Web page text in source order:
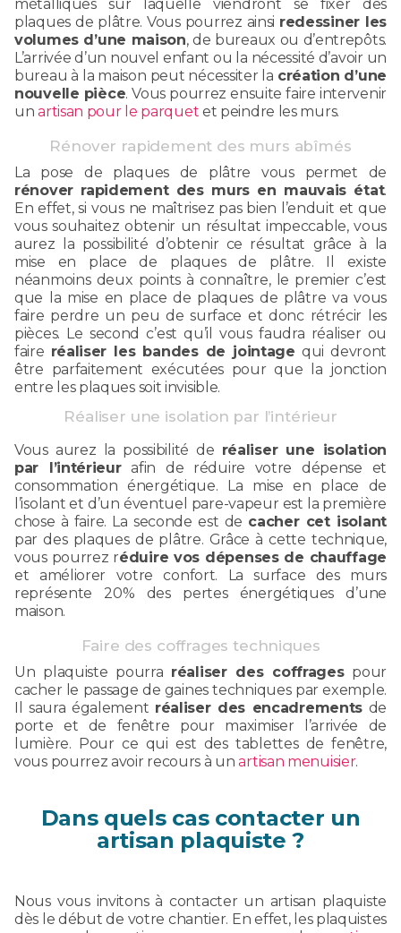
métalliques sur laquelle viendront se fixer des
plaques de plâtre. Vous pourrez ainsi redessiner les
volumes d’une maison, de bureaux ou d’entrepôts.
L’arrivée d’un nouvel enfant ou la nécessité d’avoir un
bureau à la maison peut nécessiter la création d’une
nouvelle pièce. Vous pourrez ensuite faire intervenir
unartisan pour le parquet et peindre les murs.
Rénover rapidement des murs abîmés
La pose de plaques de plâtre vous permet de
rénover rapidement des murs en mauvais état.
En effet, si vous ne maîtrisez pas bien l’enduit et que
vous souhaitez obtenir un résultat impeccable, vous
aurez la possibilité d’obtenir ce résultat grâce à la
mise en place de plaques de plâtre. Il existe
néanmoins deux points à connaître, le premier c’est
que la mise en place de plaques de plâtre va vous
faire perdre un peu de surface et donc rétrécir les
pièces. Le second c’est qu’il vous faudra réaliser ou
faire réaliser les bandes de jointage qui devront
être parfaitement exécutées pour que la jonction
entre les plaques soit invisible.
Réaliser une isolation par l’intérieur
Vous aurez la possibilité de réaliser une isolation
par l’intérieurafin de réduire votre dépense et
consommation énergétique. La mise en place de
l’isolant et d’un éventuel pare-vapeur est la première
chose à faire. La seconde est de cacher cet isolant
par des plaques de plâtre. Grâce à cette technique,
vous pourrez réduire vos dépenses de chauffage
et améliorer votre confort. La surface des murs
représente 20% des pertes énergétiques d’une
maison.
Faire des coffrages techniques
Un plaquiste pourra réaliser des coffragespour
cacher le passage de gaines techniques par exemple.
Il saura également réaliser des encadrements de
porte et de fenêtre pour maximiser l’arrivée de
lumière. Pour ce qui est des tablettes de fenêtre,
vous pourrez avoir recours à unartisan menuisier.
Dans quels cas contacter un
artisan plaquiste ?
Nous vous invitons à contacter un artisan plaquiste
dès le début de votre chantier. En effet, les plaquistes